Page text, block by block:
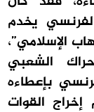
يخدم
الإسلامي”،
الشعبي
بإعطاءه
ساعة في 31/1/2022 ثم إخراج القوات